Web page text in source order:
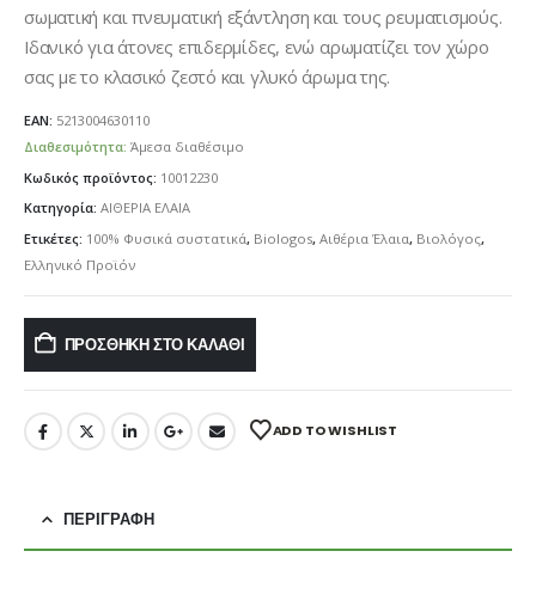
σωματική και πνευματική εξάντληση και τους ρευματισμούς.
Ιδανικό για άτονες επιδερμίδες, ενώ αρωματίζει τον χώρο
σας με το κλασικό ζεστό και γλυκό άρωμα της.
EAN: 5213004630110
Διαθεσιμότητα: Άμεσα διαθέσιμο
Κωδικός προϊόντος: 10012230
Κατηγορία: ΑΙΘΕΡΙΑ ΕΛΑΙΑ
Ετικέτες: 100% Φυσικά συστατικά, Biologos, Αιθέρια Έλαια, Βιολόγος,
Ελληνικό Προϊόν
ΠΡΟΣΘΉΚΗ ΣΤΟ ΚΑΛΆΘΙ
ADD TO WISHLIST
ΠΕΡΙΓΡΑΦΉ